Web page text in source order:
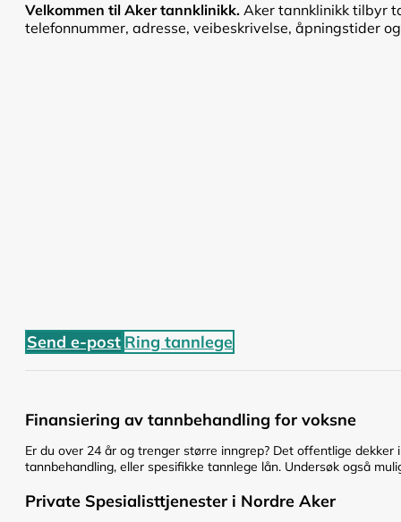
Velkommen til Aker tannklinikk. Aker tannklinikk tilbyr
telefonnummer, adresse, veibeskrivelse, åpningstider
Send e-post Ring tannlege
Finansiering av tannbehandling for voksne
Er du over 24 år og trenger større inngrep? Det offentlige
tannbehandling, eller spesifikke tannlege lån. Undersøk også
Private Spesialisttjenester i Nordre Aker